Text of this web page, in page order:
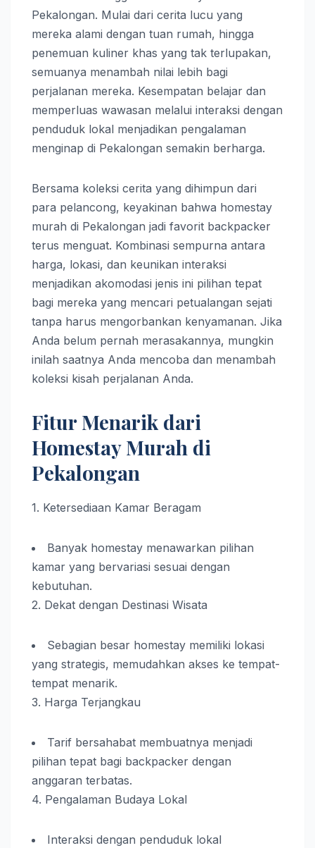
Pekalongan. Mulai dari cerita lucu yang
mereka alami dengan tuan rumah, hingga
penemuan kuliner khas yang tak terlupakan,
semuanya menambah nilai lebih bagi
perjalanan mereka. Kesempatan belajar dan
memperluas wawasan melalui interaksi dengan
penduduk lokal menjadikan pengalaman
menginap di Pekalongan semakin berharga.
Bersama koleksi cerita yang dihimpun dari
para pelancong, keyakinan bahwa homestay
murah di Pekalongan jadi favorit backpacker
terus menguat. Kombinasi sempurna antara
harga, lokasi, dan keunikan interaksi
menjadikan akomodasi jenis ini pilihan tepat
bagi mereka yang mencari petualangan sejati
tanpa harus mengorbankan kenyamanan. Jika
Anda belum pernah merasakannya, mungkin
inilah saatnya Anda mencoba dan menambah
koleksi kisah perjalanan Anda.
Fitur Menarik dari
Homestay Murah di
Pekalongan
1. Ketersediaan Kamar Beragam
Banyak homestay menawarkan pilihan
kamar yang bervariasi sesuai dengan
kebutuhan.
2. Dekat dengan Destinasi Wisata
Sebagian besar homestay memiliki lokasi
yang strategis, memudahkan akses ke tempat-
tempat menarik.
3. Harga Terjangkau
Tarif bersahabat membuatnya menjadi
pilihan tepat bagi backpacker dengan
anggaran terbatas.
4. Pengalaman Budaya Lokal
Interaksi dengan penduduk lokal